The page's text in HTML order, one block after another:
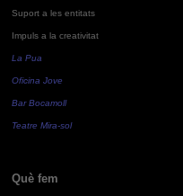
Suport a les entitats
Impuls a la creativitat
La Pua
Oficina Jove
Bar Bocamoll
Teatre Mira-sol
Què fem